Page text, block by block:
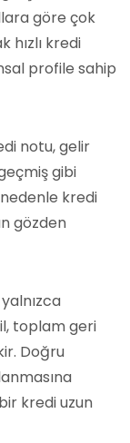
göre çok
hızlı kredi
profile sahip
notu, gelir
gibi
kredi
gözden
toplam geri
Doğru
kredi uzun